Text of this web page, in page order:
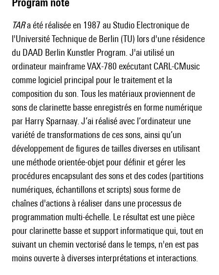
TARa été réalisée en 1987 au Studio Electronique de
l'Université Technique de Berlin (TU) lors d'une résidence
du DAAD Berlin Kunstler Program. J'ai utilisé un
ordinateur mainframe VAX-780 exécutant CARL-CMusic
comme logiciel principal pour le traitement et la
composition du son. Tous les matériaux proviennent de
sons de clarinette basse enregistrés en forme numérique
par Harry Sparnaay. J’ai réalisé avec l’ordinateur une
variété de transformations de ces sons, ainsi qu’un
développement de figures de tailles diverses en utilisant
une méthode orientée-objet pour définir et gérer les
procédures encapsulant des sons et des codes (partitions
numériques, échantillons et scripts) sous forme de
chaînes d'actions à réaliser dans une processus de
programmation multi-échelle. Le résultat est une pièce
pour clarinette basse et support informatique qui, tout en
suivant un chemin vectorisé dans le temps, n'en est pas
moins ouverte à diverses interprétations et interactions.